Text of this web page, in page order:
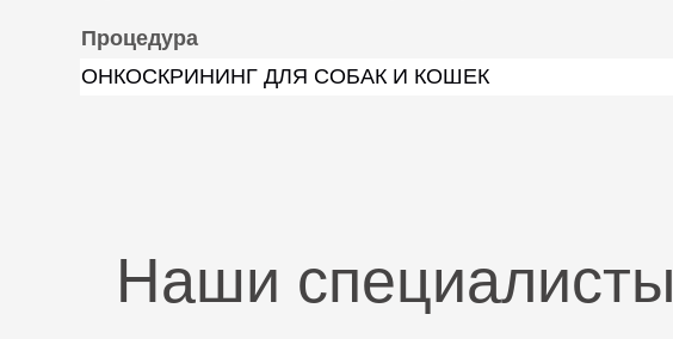
Процедура
ОНКОСКРИНИНГ ДЛЯ СОБАК И КОШЕК
Наши специалисты